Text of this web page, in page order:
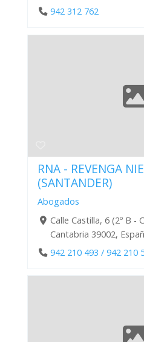
942 312 762
RNA - REVENGA
(SANTANDER)
Abogados
Calle Castilla, 6 (2º B -
Cantabria 39002,
942 210 493 / 942 210